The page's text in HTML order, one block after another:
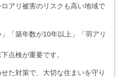
アリ被害のリスクも高い地域で
「築年数が10年以上」「羽アリ
点検が重要です。
た対策で、大切な住まいを守り